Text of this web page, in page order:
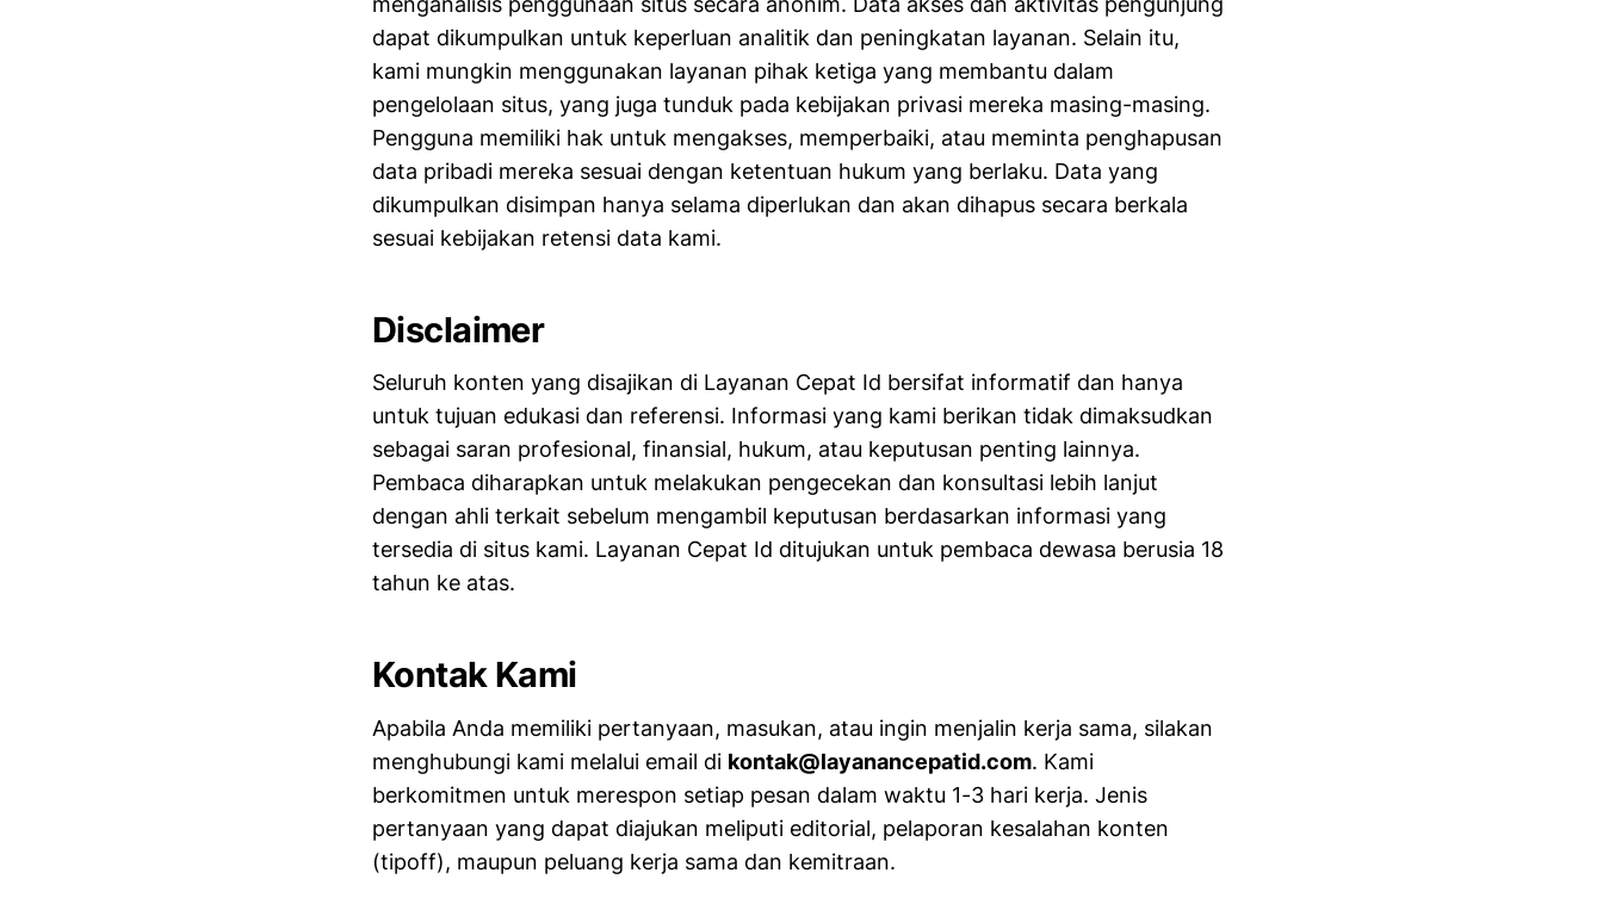
dapat dikumpulkan untuk keperluan analitik dan peningkatan layanan. Selain itu,
kami mungkin menggunakan layanan pihak ketiga yang membantu dalam
pengelolaan situs, yang juga tunduk pada kebijakan privasi mereka masing-masing.
Pengguna memiliki hak untuk mengakses, memperbaiki, atau meminta penghapusan
data pribadi mereka sesuai dengan ketentuan hukum yang berlaku. Data yang
dikumpulkan disimpan hanya selama diperlukan dan akan dihapus secara berkala
sesuai kebijakan retensi data kami.
Disclaimer
Seluruh konten yang disajikan di Layanan Cepat Id bersifat informatif dan hanya
untuk tujuan edukasi dan referensi. Informasi yang kami berikan tidak dimaksudkan
sebagai saran profesional, finansial, hukum, atau keputusan penting lainnya.
Pembaca diharapkan untuk melakukan pengecekan dan konsultasi lebih lanjut
dengan ahli terkait sebelum mengambil keputusan berdasarkan informasi yang
tersedia di situs kami. Layanan Cepat Id ditujukan untuk pembaca dewasa berusia 18
tahun ke atas.
Kontak Kami
Apabila Anda memiliki pertanyaan, masukan, atau ingin menjalin kerja sama, silakan
menghubungi kami melalui email di kontak@layanancepatid.com. Kami
berkomitmen untuk merespon setiap pesan dalam waktu 1-3 hari kerja. Jenis
pertanyaan yang dapat diajukan meliputi editorial, pelaporan kesalahan konten
(tipoff), maupun peluang kerja sama dan kemitraan.